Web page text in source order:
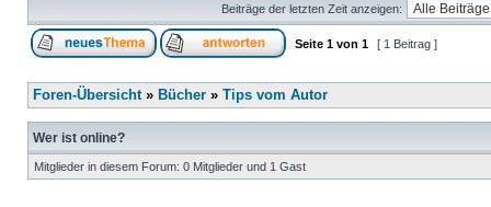
Beiträge der letzten Zeit anzeigen:
Seite 1 von 1 [ 1 Beitrag ]
Foren-Übersicht» Bücher » Tips vom Autor
Wer ist online?
Mitglieder in diesem Forum: 0 Mitglieder und 1 Gast